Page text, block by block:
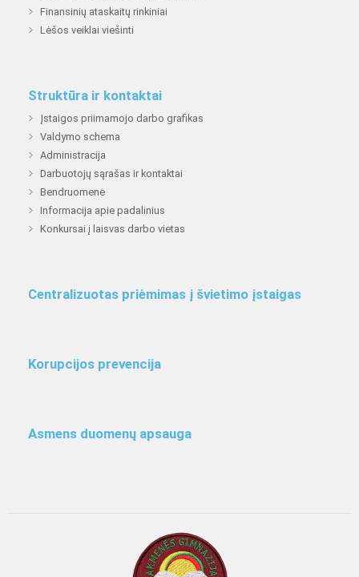
Finansinių ataskaitų rinkiniai
Lėšos veiklai viešinti
Struktūra ir kontaktai
Įstaigos priimamojo darbo grafikas
Valdymo schema
Administracija
Darbuotojų sąrašas ir kontaktai
Bendruomenė
Informacija apie padalinius
Konkursai į laisvas darbo vietas
Centralizuotas priėmimas į švietimo įstaigas
Korupcijos prevencija
Asmens duomenų apsauga